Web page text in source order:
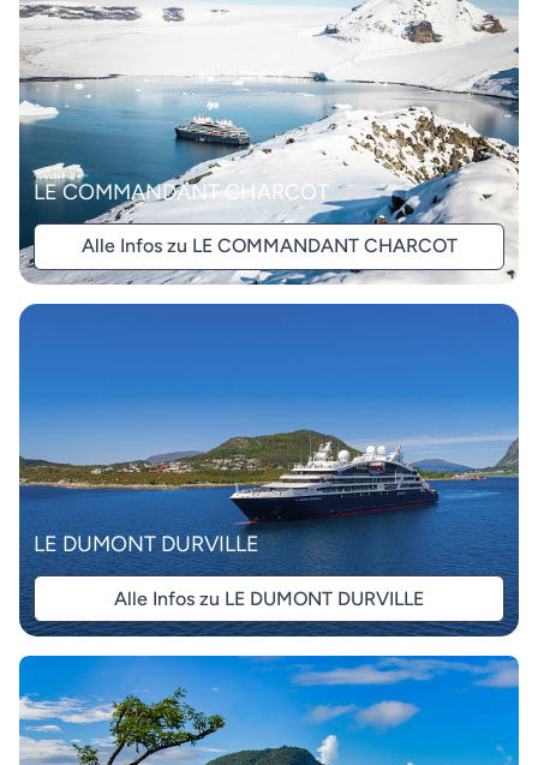
LE COMMANDANT CHARCOT
Alle Infos zu LE COMMANDANT CHARCOT
LE DUMONT DURVILLE
Alle Infos zu LE DUMONT DURVILLE